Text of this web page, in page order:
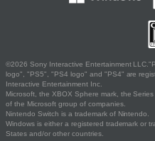
©2026 Sony Interactive Entertainment
logo", "PS5", "PS4 logo" and "PS4" are
Interactive Entertainment Inc.
Microsoft, the XBOX Sphere mark, the
of the Microsoft group of companies.
Nintendo Switch is a trademark of Nintendo.
Windows is either a registered trademark or
States and/or other countries.